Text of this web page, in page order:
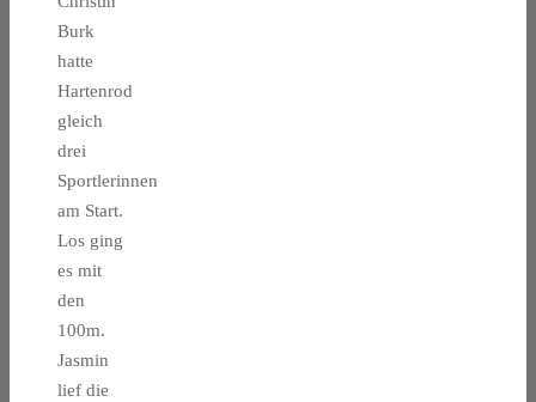
Burk
hatte
Hartenrod
gleich
drei
Sportlerinnen
am Start.
Los ging
es mit
den
100m.
Jasmin
lief die